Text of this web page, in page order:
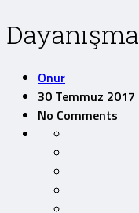
Dayanışma
Onur
30 Temmuz 2017
No Comments